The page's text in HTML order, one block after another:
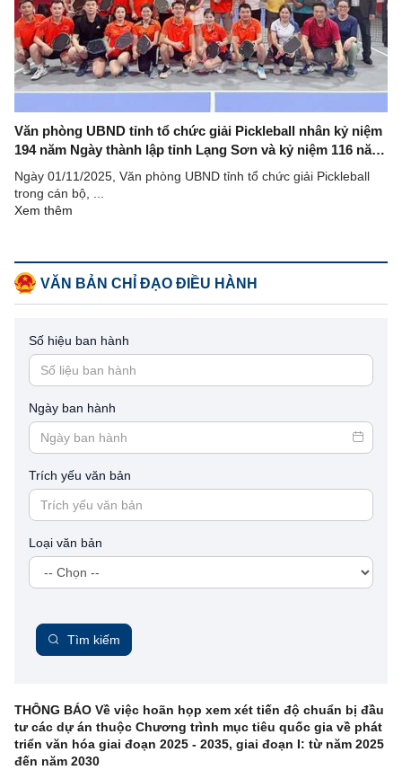
Văn phòng UBND tỉnh tổ chức giải Pickleball nhân kỷ niệm
194 năm Ngày thành lập tỉnh Lạng Sơn và kỷ niệm 116 năm
Ngày sinh đồng chí Hoàng Văn Thụ
Ngày 01/11/2025, Văn phòng UBND tỉnh tổ chức giải Pickleball
trong cán bộ, ...
Xem thêm
VĂN BẢN CHỈ ĐẠO ĐIỀU HÀNH
Số hiệu ban hành
Ngày ban hành
Trích yếu văn bản
Loại văn bản
Tìm kiếm
THÔNG BÁO Về việc hoãn họp xem xét tiến độ chuẩn bị đầu
tư các dự án thuộc Chương trình mục tiêu quốc gia về phát
triển văn hóa giai đoạn 2025 - 2035, giai đoạn I: từ năm 2025
đến năm 2030